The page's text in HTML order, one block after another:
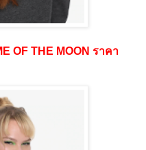
OF THE MOON ราคา